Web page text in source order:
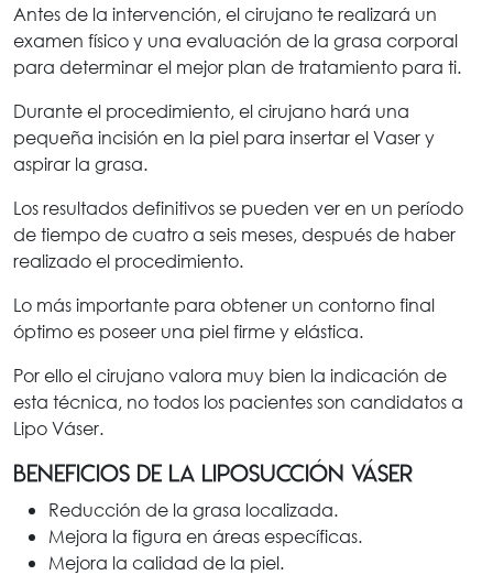
Antes de la intervención, el cirujano te realizará un
examen físico y una evaluación de la grasa corporal
para determinar el mejor plan de tratamiento para ti.
Durante el procedimiento, el cirujano hará una
pequeña incisión en la piel para insertar el Vaser y
aspirar la grasa.
Los resultados definitivos se pueden ver en un período
de tiempo de cuatro a seis meses, después de haber
realizado el procedimiento.
Lo más importante para obtener un contorno final
óptimo es poseer una piel firme y elástica.
Por ello el cirujano valora muy bien la indicación de
esta técnica, no todos los pacientes son candidatos a
Lipo Váser.
beneficios de la liposucción váser
Reducción de la grasa localizada.
Mejora la figura en áreas específicas.
Mejora la calidad de la piel.